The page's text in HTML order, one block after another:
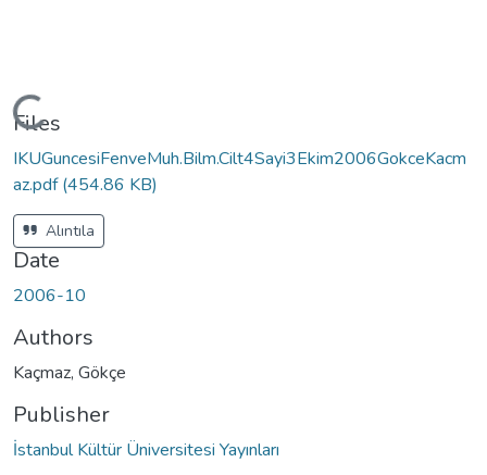
Loading...
Files
IKUGuncesiFenveMuh.Bilm.Cilt4Sayi3Ekim2006GokceKacm
az.pdf(454.86 KB)
Alıntıla
Date
2006-10
Authors
Kaçmaz, Gökçe
Publisher
İstanbul Kültür Üniversitesi Yayınları